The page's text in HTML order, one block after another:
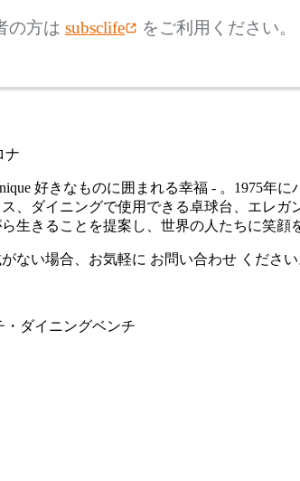
プト
リアズ
FURNI
ックファニ
~
の方は subsclife をご利用ください。
ナ
unique 好きなものに囲まれる幸福 - 。1975
、ダイニングで使用できる卓球台、エレ
生きることを提案し、世界の人たちに笑顔
ない場合、お気軽に お問い合わせ ください
・ダイニングベンチ